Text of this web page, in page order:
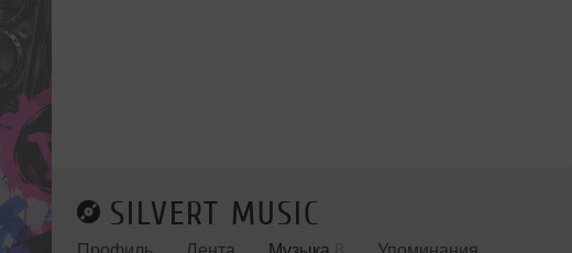
SILVERT MUSIC